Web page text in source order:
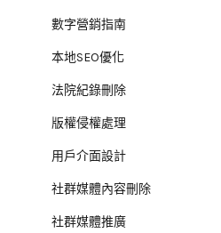
數字營銷指南
本地SEO優化
法院紀錄刪除
版權侵權處理
用戶介面設計
社群媒體內容刪除
社群媒體推廣